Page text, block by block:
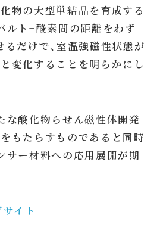
物の大型単結晶を育成する
ルト−酸素間の距離をわず
だけで、室温強磁性状態が
変化することを明らかにし
な酸化物らせん磁性体開発
もたらすものであると同時
サー材料への応用展開が期
イト